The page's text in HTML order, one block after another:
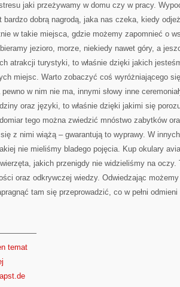
jaki przeżywamy w domu czy w pracy.
bardzo dobrą nagrodą, jaka nas czeka, kiedy
w takie miejsca, gdzie możemy zapomnieć o
jezioro, morze, niekiedy nawet góry, a
atrakcji turystyki, to właśnie dzięki jakich
miejsc. Warto zobaczyć coś wyróżniającego
w nim nie ma, innymi słowy inne
oraz języki, to właśnie dzięki jakimi się
tego można zwiedzić mnóstwo zabytków
z nimi wiążą – gwarantują to wyprawy. W
nie mieliśmy bladego pojęcia. Kup okulary
jakich przenigdy nie widzieliśmy na
oraz odkrywczej wiedzy. Odwiedzając
tam się przeprowadzić, co w pełni
temat